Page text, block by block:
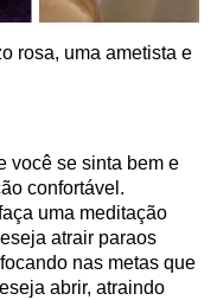
rosa, uma ametista e
você se sinta bem e
confortável.
uma meditação
atrair paraos
nas metas que
abrir, atraindo